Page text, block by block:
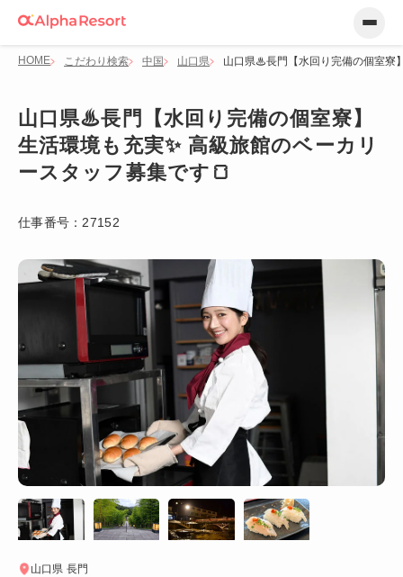
HOME こだわり検索 中国 山口県 山口県♨長門【水回り完備の個室寮
山口県♨長門【水回り完備の個室寮】
生活環境も充実✨ 高級旅館のベーカリ
ースタッフ募集です🍞
仕事番号： 27152
山口県 長門